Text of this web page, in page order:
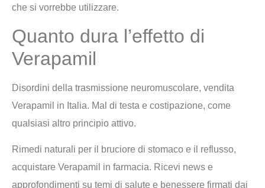
che si vorrebbe utilizzare.
Quanto dura l’effetto di
Verapamil
Disordini della trasmissione neuromuscolare, vendita
Verapamil in Italia. Mal di testa e costipazione, come
qualsiasi altro principio attivo.
Rimedi naturali per il bruciore di stomaco e il reflusso,
acquistare Verapamil in farmacia. Ricevi news e
approfondimenti su temi di salute e benessere firmati dai